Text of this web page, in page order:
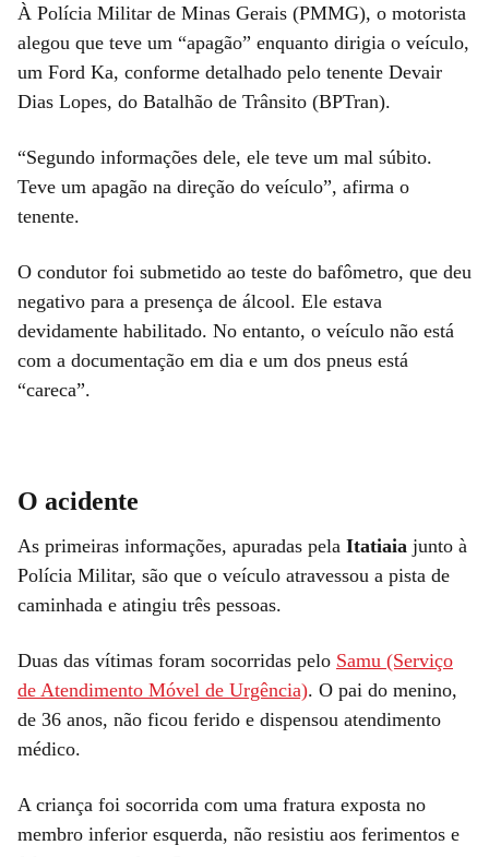
À Polícia Militar de Minas Gerais (PMMG), o motorista
alegou que teve um “apagão” enquanto dirigia o veículo,
um Ford Ka, conforme detalhado pelo tenente Devair
Dias Lopes, do Batalhão de Trânsito (BPTran).
“Segundo informações dele, ele teve um mal súbito.
Teve um apagão na direção do veículo”, afirma o
tenente.
O condutor foi submetido ao teste do bafômetro, que deu
negativo para a presença de álcool. Ele estava
devidamente habilitado. No entanto, o veículo não está
com a documentação em dia e um dos pneus está
“careca”.
O acidente
As primeiras informações, apuradas pela Itatiaia junto à
Polícia Militar, são que o veículo atravessou a pista de
caminhada e atingiu três pessoas.
Duas das vítimas foram socorridas pelo Samu (Serviço
de Atendimento Móvel de Urgência). O pai do menino,
de 36 anos, não ficou ferido e dispensou atendimento
médico.
A criança foi socorrida com uma fratura exposta no
membro inferior esquerda, não resistiu aos ferimentos e